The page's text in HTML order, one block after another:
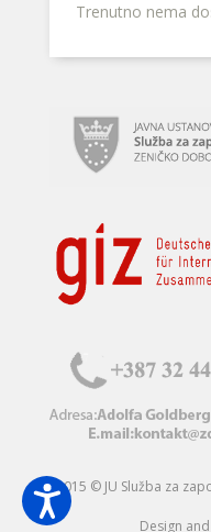
Trenutno nema
2015 © JU Služba za
Design